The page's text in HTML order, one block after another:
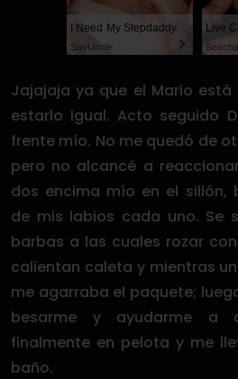
I Need My Stepdaddy
SayUncle
Jajajaja ya que el Mario
estarlo igual. Acto seguido
frente mío. No me quedó de
pero no alcancé a
dos encima mío en el sillón,
de mis labios cada uno. Se
barbas a las cuales rozar
calientan caleta y mientras
me agarraba el paquete;
besarme y ayudarme a
finalmente en pelota y me
baño.